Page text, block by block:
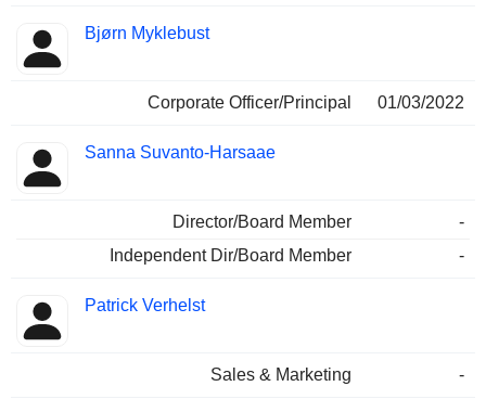
Bjørn Myklebust
Corporate Officer/Principal 01/03/2022
Sanna Suvanto-Harsaae
Director/Board Member
-
Independent Dir/Board Member
-
Patrick Verhelst
Sales & Marketing -